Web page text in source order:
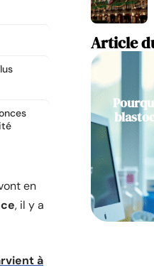
en
, il y a
à
Article